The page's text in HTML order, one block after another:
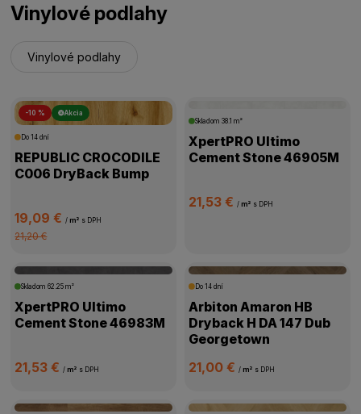
Vinylové podlahy
Vinylové podlahy
-10 % Akcia
Do 14 dní
REPUBLIC CROCODILE
C006 DryBack Bump
19,09 €/ m² s DPH
21,20 €
Skladom 38.1 m²
XpertPRO Ultimo
Cement Stone 46905M
21,53 € / m² s DPH
Skladom62.25 m²
XpertPRO Ultimo
Cement Stone 46983M
21,53 €/ m² s DPH
Do 14 dní
Arbiton Amaron HB
Dryback H DA 147 Dub
Georgetown
21,00 € / m² s DPH